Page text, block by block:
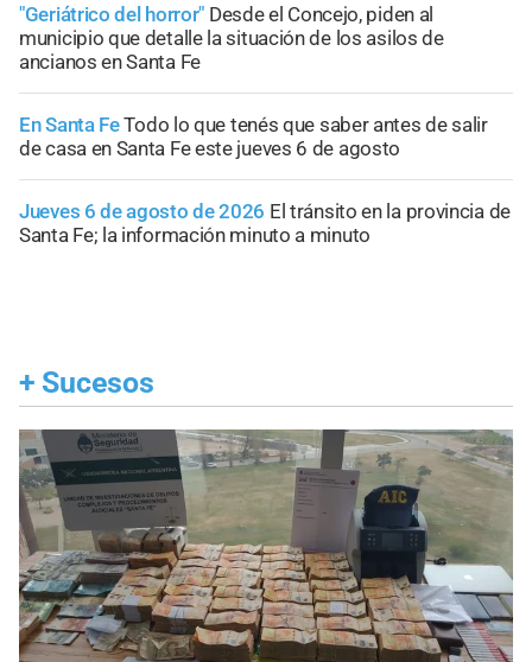
"Geriátrico del horror" Desde el Concejo, piden al
municipio que detalle la situación de los asilos de
ancianos en Santa Fe
En Santa FeTodo lo que tenés que saber antes de salir
de casa en Santa Fe este jueves 6 de agosto
Jueves 6 de agosto de 2026 El tránsito en la provincia de
Santa Fe; la información minuto a minuto
+ Sucesos